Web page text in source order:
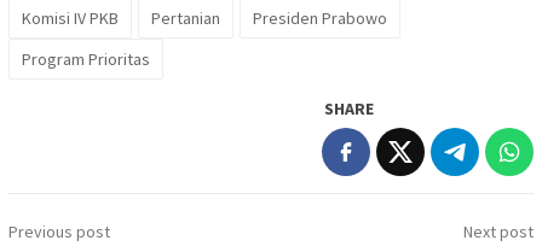
Komisi IV PKB Pertanian
Presiden Prabowo
Program Prioritas
SHARE
Post
Previous post
Next post